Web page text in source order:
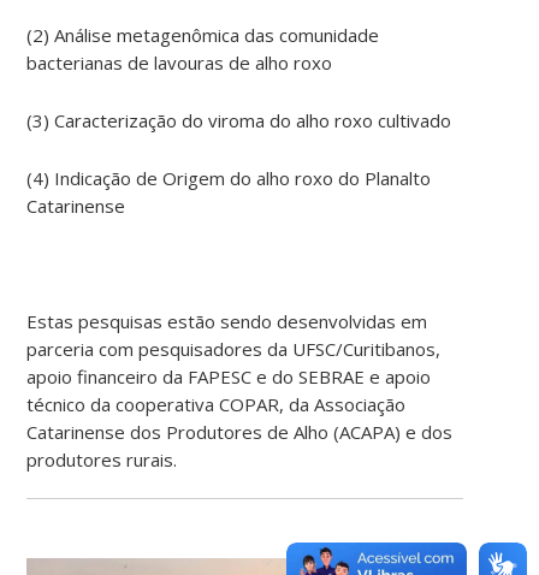
(2) Análise metagenômica das comunidade
bacterianas de lavouras de alho roxo
(3) Caracterização do viroma do alho roxo cultivado
(4) Indicação de Origem do alho roxo do Planalto
Catarinense
Estas pesquisas estão sendo desenvolvidas em
parceria com pesquisadores da UFSC/Curitibanos,
apoio financeiro da FAPESC e do SEBRAE e apoio
técnico da cooperativa COPAR, da Associação
Catarinense dos Produtores de Alho (ACAPA) e dos
produtores rurais.